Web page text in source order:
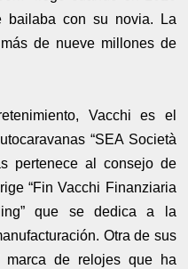
bailaba con su novia. La
de nueve millones de
Vacchi es el
“SEA Società
pertenece al consejo de
“Fin Vacchi Finanziaria
que se dedica a la
Otra de sus
marca de relojes que ha